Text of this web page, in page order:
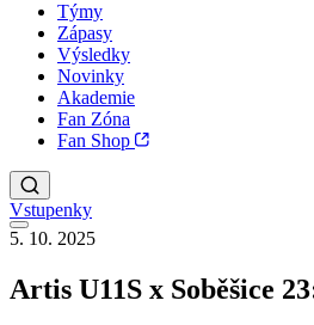
Týmy
Zápasy
Výsledky
Novinky
Akademie
Fan Zóna
Fan Shop
Vstupenky
5. 10. 2025
Artis U11S x Soběšice